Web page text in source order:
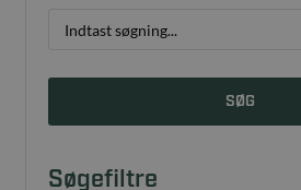
SØG
Søgefiltre